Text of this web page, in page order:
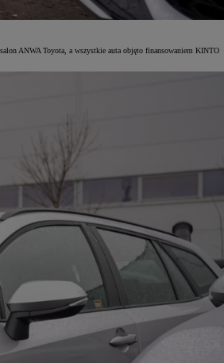
ANWA Toyota, a wszystkie auta objęto finansowaniem KINTO